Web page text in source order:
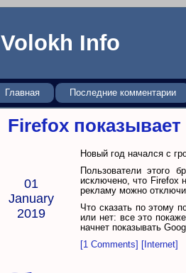
Volokh Info
Главная Последние комментарии
Firefox
01
January
2019
Новый год начался с
Пользователи этого
исключено, что Firefox
рекламу можно
Что сказать по этому
или нет: все это
начнет показывать
[1 Comments] [Internet]